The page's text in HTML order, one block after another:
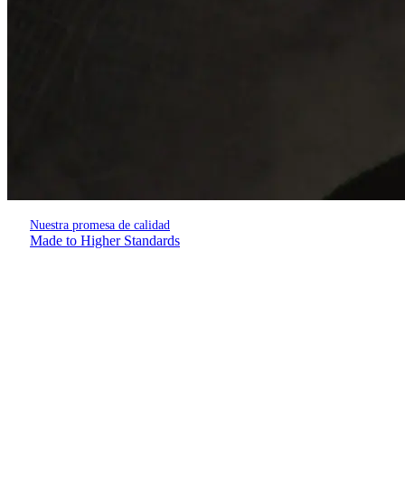
Nuestra promesa de calidad
Made to Higher Standards